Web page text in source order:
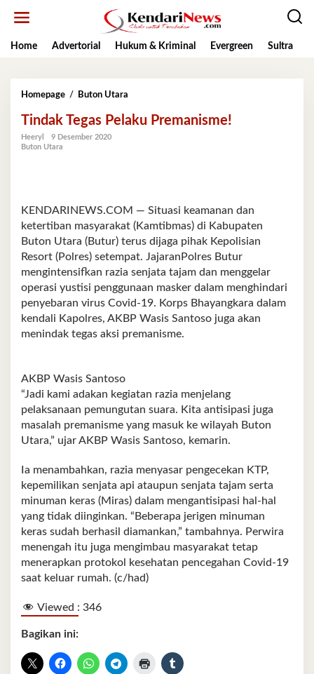
Home
Advertorial Hukum & Kriminal Evergreen Sultra
Homepage / Buton Utara
Pelaku
Tindak Tegas Pelaku Premanisme!
Heeryl
9 Desember 2020
Buton Utara
KENDARINEWS.COM — Situasi keamanan dan
ketertiban masyarakat (Kamtibmas) di Kabupaten
Buton Utara (Butur) terus dijaga pihak Kepolisian
Resort (Polres) setempat. JajaranPolres Butur
mengintensifkan razia senjata tajam dan menggelar
operasi yustisi penggunaan masker dalam menghindari
penyebaran virus Covid-19. Korps Bhayangkara dalam
kendali Kapolres, AKBP Wasis Santoso juga akan
menindak tegas aksi premanisme.
AKBP Wasis Santoso
“Jadi kami adakan kegiatan razia menjelang
pelaksanaan pemungutan suara. Kita antisipasi juga
masalah premanisme yang masuk ke wilayah Buton
Utara,” ujar AKBP Wasis Santoso, kemarin.
Ia menambahkan, razia menyasar pengecekan KTP,
kepemilikan senjata api ataupun senjata tajam serta
minuman keras (Miras) dalam mengantisipasi hal-hal
yang tidak diinginkan. “Beberapa jerigen minuman
keras sudah berhasil diamankan,” tambahnya. Perwira
menengah itu juga mengimbau masyarakat tetap
menerapkan protokol kesehatan pencegahan Covid-19
saat keluar rumah. (c/had)
Viewed : 346
Bagikan ini: